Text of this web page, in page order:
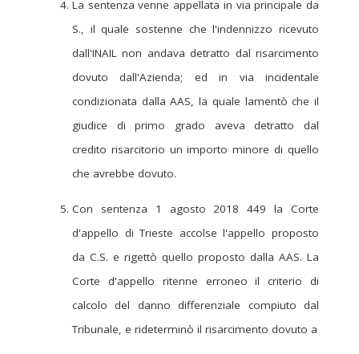
La sentenza venne appellata in via principale da
S., il quale sostenne che l'indennizzo ricevuto
dall'INAIL non andava detratto dal risarcimento
dovuto dall'Azienda; ed in via incidentale
condizionata dalla AAS, la quale lamentò che il
giudice di primo grado aveva detratto dal
credito risarcitorio un importo minore di quello
che avrebbe dovuto.
Con sentenza 1 agosto 2018 449 la Corte
d'appello di Trieste accolse l'appello proposto
da C.S. e rigettò quello proposto dalla AAS. La
Corte d'appello ritenne erroneo il criterio di
calcolo del danno differenziale compiuto dal
Tribunale, e rideterminò il risarcimento dovuto a